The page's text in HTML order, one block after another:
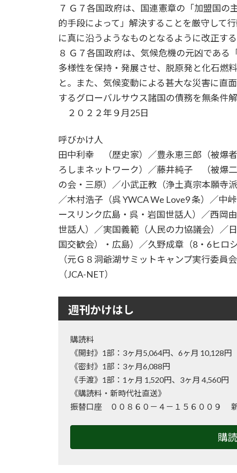
７ Ｇ７各国政府は、国連憲章の「加盟国
的手段によって」解決することを厳守して
に真に沿うようなものとなるように改正す
８ Ｇ７各国政府は、気候危機の元凶であ
多様性を保持・発展させ、脱原発と化石燃
と。また、気候変動による甚大な災害に直
するグローバルサウス諸国の債務を無条件
２０２２年９月25日
呼びかけ人
田中利幸 （歴史家）／豊永恵三郎（被爆
ろしまネットワーク）／藤井純子 （被爆
の会・三原）／小武正教（浄土真宗本願寺
／木村浩子（呉 YWCA We Love9 条）／中
ースリンク広島・呉・岩国世話人）／西岡
世話人）／実国義範（人民の力協議会）／
国交歓会）・広島）／久野成章（8・6ヒロ
（元Ｇ８洞爺湖サミットキャンプ実行委
（JCA-NET）
週刊かけはし
購読料
《開封》1部：3ヶ月5,064円、6ヶ月 10,128
《密封》1部：3ヶ月6,088円
《手渡》1部：1ヶ月 1,520円、3ヶ月 4,560円
《購読料・新時代社直送》
振替口座 ００８６０－４－１５６００９
購